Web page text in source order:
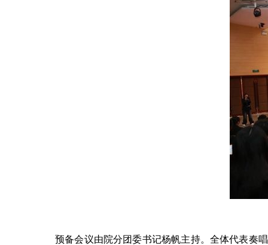
预备会议由院分团委书记杨帆主持。全体代表奏